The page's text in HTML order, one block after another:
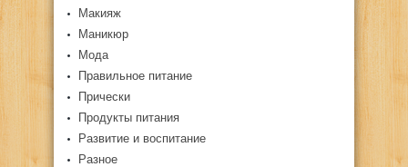
Макияж
Маникюр
Мода
Правильное питание
Прически
Продукты питания
Развитие и воспитание
Разное